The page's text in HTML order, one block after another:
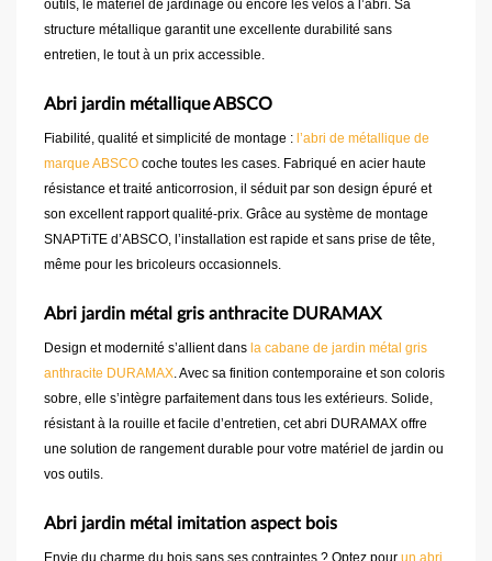
outils, le matériel de jardinage ou encore les vélos à l’abri. Sa
structure métallique garantit une excellente durabilité sans
entretien, le tout à un prix accessible.
Abri jardin métallique ABSCO
Fiabilité, qualité et simplicité de montage : l’abri de métallique de
marque ABSCO coche toutes les cases. Fabriqué en acier haute
résistance et traité anticorrosion, il séduit par son design épuré et
son excellent rapport qualité-prix. Grâce au système de montage
SNAPTiTE d’ABSCO, l’installation est rapide et sans prise de tête,
même pour les bricoleurs occasionnels.
Abri jardin métal gris anthracite DURAMAX
Design et modernité s’allient dans la cabane de jardin métal gris
anthracite DURAMAX . Avec sa finition contemporaine et son coloris
sobre, elle s’intègre parfaitement dans tous les extérieurs. Solide,
résistant à la rouille et facile d’entretien, cet abri DURAMAX offre
une solution de rangement durable pour votre matériel de jardin ou
vos outils.
Abri jardin métal imitation aspect bois
Envie du charme du bois sans ses contraintes ? Optez pour un abri